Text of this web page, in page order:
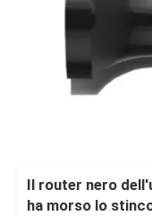
Il router nero
ha morso lo